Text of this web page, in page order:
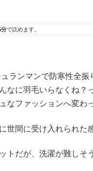
分で読めます。
ランマンで防寒性全
なに羽毛いらなくね？
なファッションへ変わ
世間に受け入れられた
だが、洗濯が難しそ